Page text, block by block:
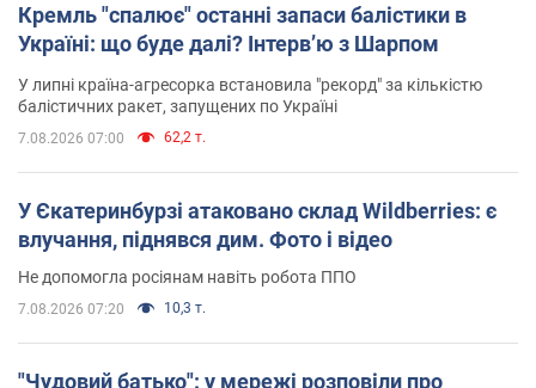
Кремль "спалює" останні запаси балістики в
Україні: що буде далі? Інтерв’ю з Шарпом
У липні країна-агресорка встановила "рекорд" за кількістю
балістичних ракет, запущених по Україні
7.08.2026 07:00 62,2 т.
У Єкатеринбурзі атаковано склад Wildberries: є
влучання, піднявся дим. Фото і відео
Не допомогла росіянам навіть робота ППО
7.08.2026 07:20 10,3 т.
"Чудовий батько": у мережі розповіли про